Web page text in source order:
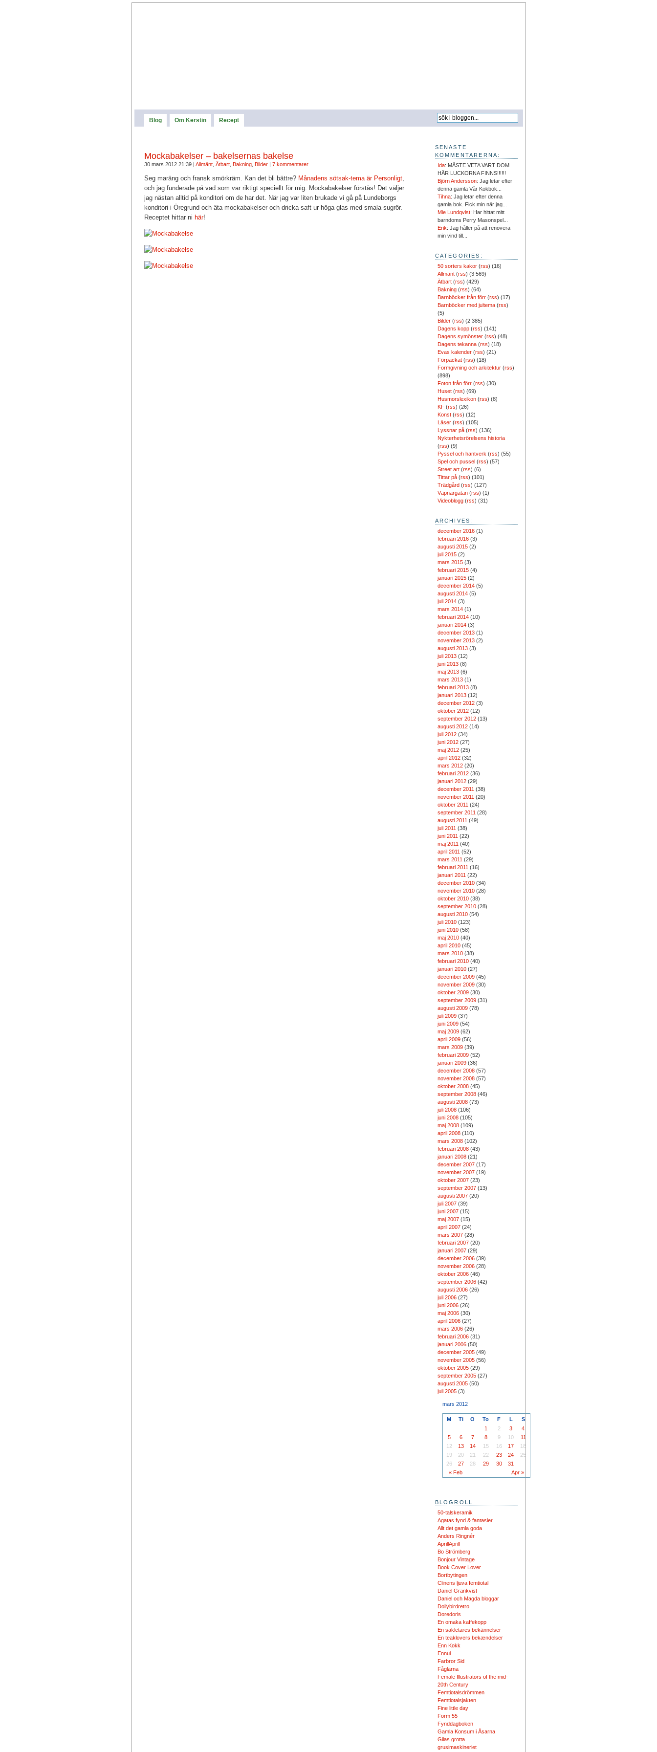
Blog Om Kerstin Recept
Mockabakelser – bakelsernas bakelse
30 mars 2012 21:39 | Allmänt, Ätbart, Bakning, Bilder| 7 kommentarer
Seg maräng och fransk smörkräm. Kan det bli bättre? Månadens sötsak-tema är Personligt,
och jag funderade på vad som var riktigt speciellt för mig. Mockabakelser förstås! Det väljer
jag nästan alltid på konditori om de har det. När jag var liten brukade vi gå på Lundeborgs
konditori i Öregrund och äta mockabakelser och dricka saft ur höga glas med smala sugrör.
Receptet hittar ni här!
SENASTE
KOMMENTARERNA:
Ida: MÅSTE VETA VART DOM
HÄR LUCKORNA FINNS!!!!!!
Björn Andersson: Jag letar efter
denna gamla Vår Kokbok...
Tihna: Jag letar efter denna
gamla bok. Fick min när jag...
Mie Lundqvist: Har hittat mitt
barndoms Perry Masonspel...
Erik: Jag håller på att renovera
min vind till...
CATEGORIES:
50 sorters kakor(rss) (16)
Allmänt(rss) (3 569)
Ätbart(rss) (429)
Bakning(rss) (64)
Barnböcker från förr(rss) (17)
Barnböcker med jultema(rss)
(5)
Bilder(rss) (2 385)
Dagens kopp(rss) (141)
Dagens symönster(rss) (48)
Dagens tekanna(rss) (18)
Evas kalender(rss) (21)
Förpackat(rss) (18)
Formgivning och arkitektur(rss)
(898)
Foton från förr(rss) (30)
Huset(rss) (69)
Husmorslexikon(rss) (8)
KF(rss) (26)
Konst(rss) (12)
Läser(rss) (105)
Lyssnar på(rss) (136)
Nykterhetsrörelsens historia
(rss) (9)
Pyssel och hantverk (rss) (55)
Spel och pussel(rss) (57)
Street art(rss) (6)
Tittar på(rss) (101)
Trädgård(rss) (127)
Väpnargatan(rss) (1)
Videoblogg(rss) (31)
ARCHIVES:
december 2016(1)
februari 2016(3)
augusti 2015(2)
juli 2015(2)
mars 2015(3)
februari 2015(4)
januari 2015(2)
december 2014(5)
augusti 2014(5)
juli 2014(3)
mars 2014(1)
februari 2014(10)
januari 2014(3)
december 2013(1)
november 2013(2)
augusti 2013(3)
juli 2013(12)
juni 2013(8)
maj 2013(6)
mars 2013(1)
februari 2013(8)
januari 2013(12)
december 2012(3)
oktober 2012(12)
september 2012(13)
augusti 2012(14)
juli 2012(34)
juni 2012(27)
maj 2012(25)
april 2012(32)
mars 2012(20)
februari 2012(36)
januari 2012(29)
december 2011 (38)
november 2011 (20)
oktober 2011 (24)
september 2011 (28)
augusti 2011 (49)
juli 2011 (38)
juni 2011 (22)
maj 2011 (40)
april 2011 (52)
mars 2011 (29)
februari 2011 (16)
januari 2011 (22)
december 2010(34)
november 2010(28)
oktober 2010(38)
september 2010(28)
augusti 2010(54)
juli 2010(123)
juni 2010(58)
maj 2010(40)
april 2010(45)
mars 2010(38)
februari 2010(40)
januari 2010(27)
december 2009(45)
november 2009(30)
oktober 2009(30)
september 2009(31)
augusti 2009(78)
juli 2009(37)
juni 2009(54)
maj 2009(62)
april 2009(56)
mars 2009(39)
februari 2009(52)
januari 2009(36)
december 2008(57)
november 2008(57)
oktober 2008(45)
september 2008(46)
augusti 2008(73)
juli 2008(106)
juni 2008(105)
maj 2008(109)
april 2008(110)
mars 2008(102)
februari 2008(43)
januari 2008(21)
december 2007(17)
november 2007(19)
oktober 2007(23)
september 2007(13)
augusti 2007(20)
juli 2007(39)
juni 2007(15)
maj 2007(15)
april 2007(24)
mars 2007(28)
februari 2007(20)
januari 2007(29)
december 2006(39)
november 2006(28)
oktober 2006(46)
september 2006(42)
augusti 2006(26)
juli 2006(27)
juni 2006(26)
maj 2006(30)
april 2006(27)
mars 2006(26)
februari 2006(31)
januari 2006(50)
december 2005(49)
november 2005(56)
oktober 2005(29)
september 2005(27)
augusti 2005(50)
juli 2005(3)
mars 2012
M Ti O To F L S
« Feb Apr »
1 2 3
4
5
6 7 8 9 10
11
12
13 14 15 16 17
18
19
20 21 22 23 24
25
26
27 28 29 30 31
BLOGROLL
50-talskeramik
Agatas fynd & fantasier
Allt det gamla goda
Anders Ringnér
AprillAprill
Bo Strömberg
Bonjour Vintage
Book Cover Lover
Bortbytingen
Clinens ljuva femtiotal
Daniel Grankvist
Daniel och Magda bloggar
Dollybirdretro
Doredoris
En omaka kaffekopp
En sakletares bekännelser
En teaklovers bekændelser
Enn Kokk
Ennui
Farbror Sid
Fåglarna
Female Illustrators of the mid-
20th Century
Femtiotalsdrömmen
Femtiotalsjakten
Fine little day
Form 55
Fynddagboken
Gamla Konsum i Åsarna
Gilas grotta
grusimaskineriet